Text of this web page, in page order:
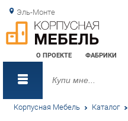
Эль-Монте
О ПРОЕКТЕ ФАБРИКИ
Корпусная Мебель Каталог